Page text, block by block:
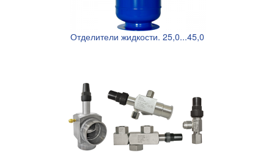
Отделители жидкости. 25,0...45,0